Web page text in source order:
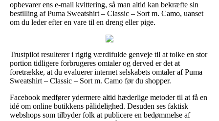
opbevarer ens e-mail kvittering, så man altid kan bekræfte sin
bestilling af Puma Sweatshirt – Classic – Sort m. Camo, uanset
om du leder efter en vare til en dreng eller pige.
Trustpilot resulterer i rigtig værdifulde genveje til at tolke en stor
portion tidligere forbrugeres omtaler og derved er det at
foretrække, at du evaluerer internet selskabets omtaler af Puma
Sweatshirt – Classic – Sort m. Camo før du shopper.
Facebook medfører ydermere altid hæderlige metoder til at få en
idé om online butikkens pålidelighed. Desuden ses faktisk
webshops som tilbyder folk at publicere en bedømmelse af